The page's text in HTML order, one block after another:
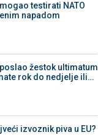
testirati NATO
napadom
žestok ultimatum
rok do nedjelje ili…
izvoznik piva u EU?